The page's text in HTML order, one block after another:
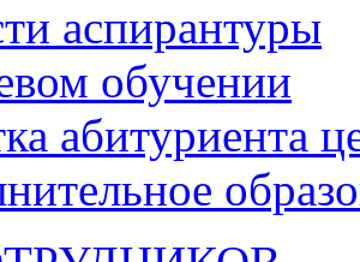
аспирантуры
обучении
абитуриента